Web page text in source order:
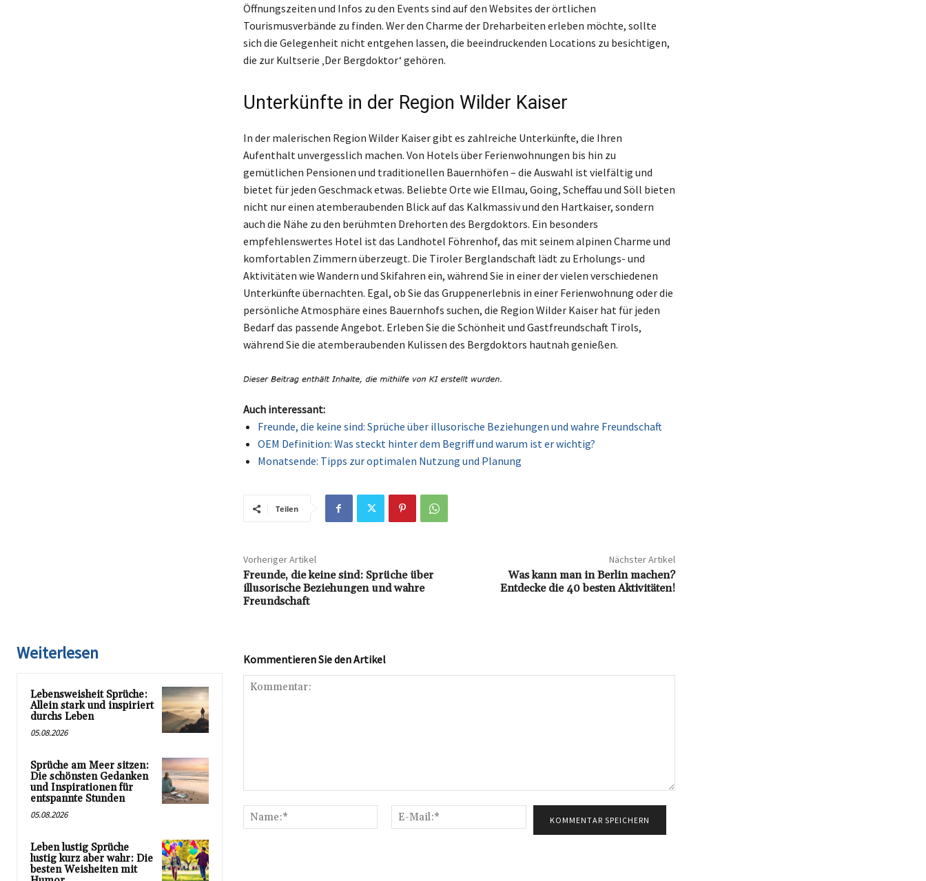
Öffnungszeiten und Infos zu den Events sind auf den Websites der örtlichen
Tourismusverbände zu finden. Wer den Charme der Dreharbeiten erleben möchte, sollte
sich die Gelegenheit nicht entgehen lassen, die beeindruckenden Locations zu besichtigen,
die zur Kultserie ‚Der Bergdoktor‘ gehören.
Unterkünfte in der Region Wilder Kaiser
In der malerischen Region Wilder Kaiser gibt es zahlreiche Unterkünfte, die Ihren
Aufenthalt unvergesslich machen. Von Hotels über Ferienwohnungen bis hin zu
gemütlichen Pensionen und traditionellen Bauernhöfen – die Auswahl ist vielfältig und
bietet für jeden Geschmack etwas. Beliebte Orte wie Ellmau, Going, Scheffau und Söll bieten
nicht nur einen atemberaubenden Blick auf das Kalkmassiv und den Hartkaiser, sondern
auch die Nähe zu den berühmten Drehorten des Bergdoktors. Ein besonders
empfehlenswertes Hotel ist das Landhotel Föhrenhof, das mit seinem alpinen Charme und
komfortablen Zimmern überzeugt. Die Tiroler Berglandschaft lädt zu Erholungs- und
Aktivitäten wie Wandern und Skifahren ein, während Sie in einer der vielen verschiedenen
Unterkünfte übernachten. Egal, ob Sie das Gruppenerlebnis in einer Ferienwohnung oder die
persönliche Atmosphäre eines Bauernhofs suchen, die Region Wilder Kaiser hat für jeden
Bedarf das passende Angebot. Erleben Sie die Schönheit und Gastfreundschaft Tirols,
während Sie die atemberaubenden Kulissen des Bergdoktors hautnah genießen.
Auch interessant:
Freunde, die keine sind: Sprüche über illusorische Beziehungen und wahre Freundschaft
OEM Definition: Was steckt hinter dem Begriff und warum ist er wichtig?
Monatsende: Tipps zur optimalen Nutzung und Planung
Teilen
Vorheriger Artikel
Freunde, die keine sind: Sprüche über
illusorische Beziehungen und wahre
Freundschaft
Nächster Artikel
Was kann man in Berlin machen?
Entdecke die 40 besten Aktivitäten!
Weiterlesen
Lebensweisheit Sprüche:
Allein stark und inspiriert
durchs Leben
05.08.2026
Sprüche am Meer sitzen:
Die schönsten Gedanken
und Inspirationen für
entspannte Stunden
05.08.2026
Leben lustig Sprüche
lustig kurz aber wahr: Die
besten Weisheiten mit
Kommentieren Sie den Artikel
Name:*
Mail:*